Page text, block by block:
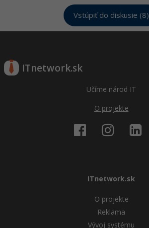
Vstúpiť do diskusie (8)
ITnetwork.sk
Učíme národ IT
O projekte
ITnetwork.sk
O projekte
Reklama
Vývoj systému